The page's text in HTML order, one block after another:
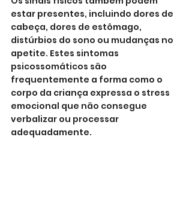
estar presentes, incluindo dores de
cabeça, dores de estômago,
distúrbios do sono ou mudanças no
apetite. Estes sintomas
psicossomáticos são
frequentemente a forma como o
corpo da criança expressa o stress
emocional que não consegue
verbalizar ou processar
adequadamente.